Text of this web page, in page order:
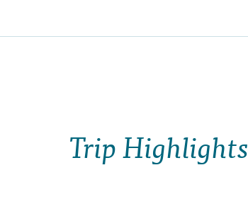
Trip Highlights